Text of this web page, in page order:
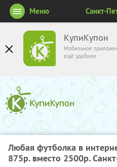
КупиКупон
Мобильное
ещё удобнее
Меню Санкт-
Любая футболка в
875р. вместо 2500р.